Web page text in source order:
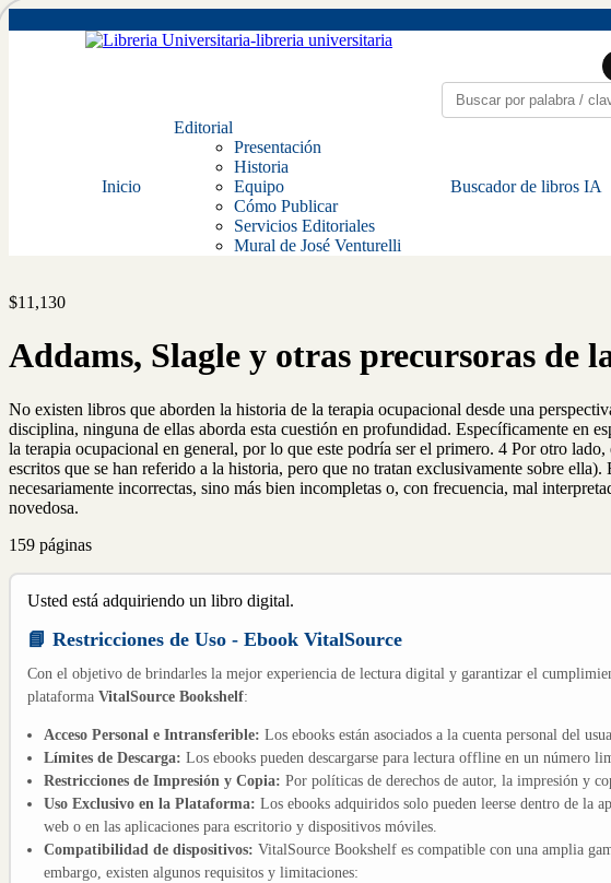
Inicio
Editorial
Presentación
Historia
Equipo
Cómo Publicar
Servicios Editoriales
Mural de José Venturelli
Buscador de libros IA
$11,130
Addams, Slagle y otras precursoras de
No existen libros que aborden la historia de la terapia ocupacional desde una
disciplina, ninguna de ellas aborda esta cuestión en profundidad. Específicamente en
la terapia ocupacional en general, por lo que este podría ser el primero. 4 Por otro
escritos que se han referido a la historia, pero que no tratan exclusivamente sobre
necesariamente incorrectas, sino más bien incompletas o, con frecuencia, mal
novedosa.
159 páginas
Usted está adquiriendo un libro digital.
📘 Restricciones de Uso - Ebook VitalSource
Con el objetivo de brindarles la mejor experiencia de lectura digital y garantizar el
plataforma VitalSource Bookshelf:
Acceso Personal e Intransferible: Los ebooks están asociados a la cuenta personal del
Límites de Descarga: Los ebooks pueden descargarse para lectura offline en un número
Restricciones de Impresión y Copia: Por políticas de derechos de autor, la impresión y
Uso Exclusivo en la Plataforma: Los ebooks adquiridos solo pueden leerse dentro de la
web o en las aplicaciones para escritorio y dispositivos móviles.
Compatibilidad de dispositivos: VitalSource Bookshelf es compatible con una amplia
embargo, existen algunos requisitos y limitaciones: